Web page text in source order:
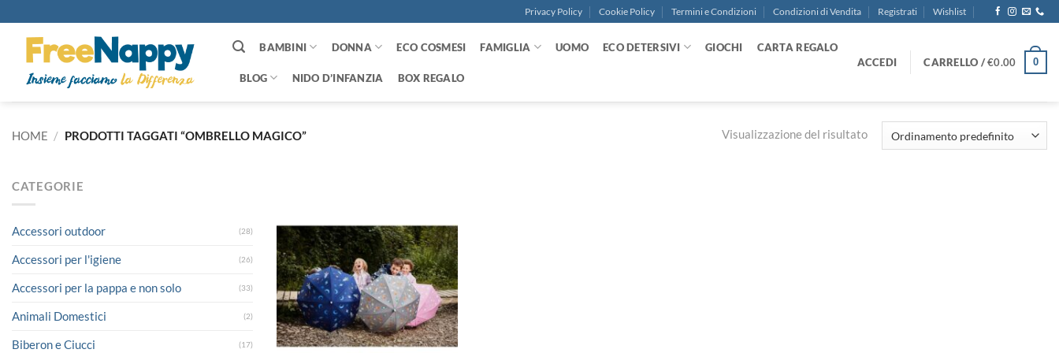
ai
contenuti
Privacy Policy Cookie Policy Termini e Condizioni Condizioni di Vendita Registrati Wishlist
BAMBINI DONNA ECO COSMESI FAMIGLIA UOMO ECO DETERSIVI GIOCHI CARTA REGALO
BLOG NIDO D’INFANZIA BOX REGALO
ACCEDI CARRELLO /€0.00 0
HOME / PRODOTTI TAGGATI “OMBRELLO MAGICO” Visualizzazione del risultato
CATEGORIE
Accessori outdoor (28)
Accessori per l'igiene (26)
Accessori per la pappa e non solo (33)
Animali Domestici (2)
Biberon e Ciucci (17)
alla lista
dei
desideri